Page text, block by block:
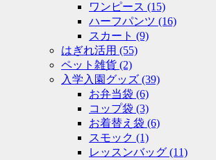
ワンピース (15)
ハーフパンツ (16)
スカート (9)
はぎれ活用 (55)
ペット雑貨 (2)
入学入園グッズ (39)
お弁当袋 (6)
コップ袋 (3)
お着替え袋 (6)
スモック (1)
レッスンバッグ (11)